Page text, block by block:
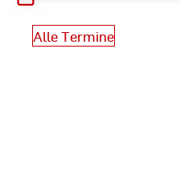
Alle Termine